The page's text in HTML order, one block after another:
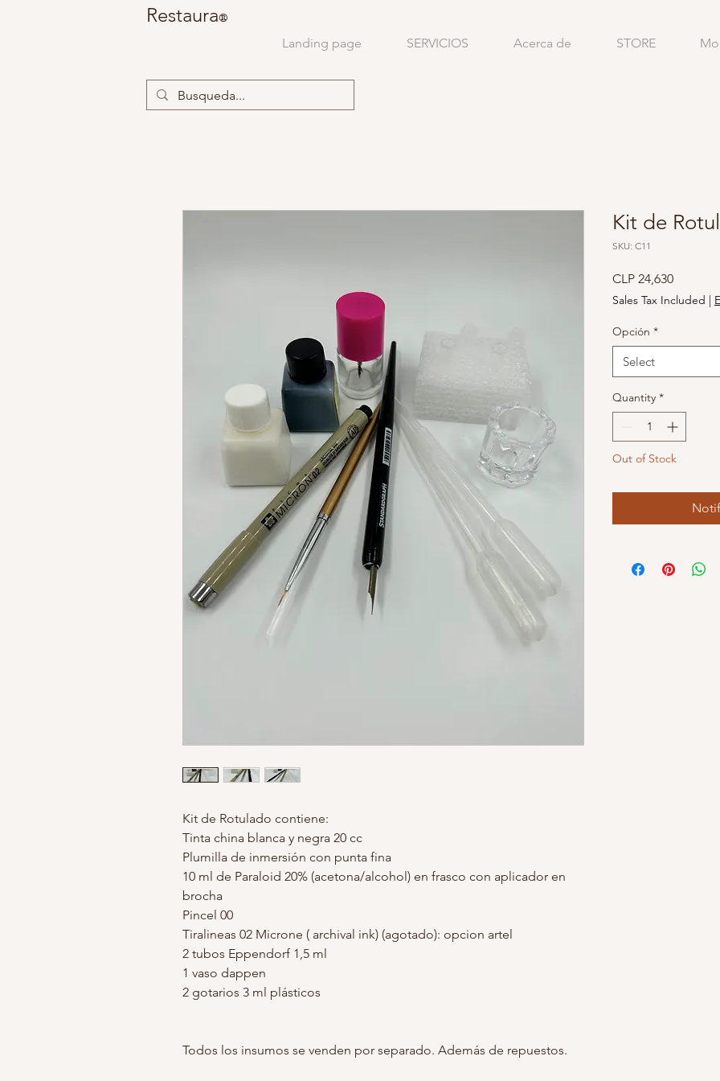
Restaura®
Landing page SERVICIOS Acerca de STORE
Kit de Rotulado contiene:
Tinta china blanca y negra 20 cc
Plumilla de inmersión con punta fina
10 ml de Paraloid 20% (acetona/alcohol) en frasco con aplicador en
brocha
Pincel 00
Tiralineas 02 Microne ( archival ink) (agotado): opcion artel
2 tubos Eppendorf 1,5 ml
1 vaso dappen
2 gotarios 3 ml plásticos
Todos los insumos se venden por separado. Además de repuestos.
Kit de
SKU: C11
CLP 24,630Price
Sales Tax Included |
Opción *
Select
Quantity *
Out of Stock